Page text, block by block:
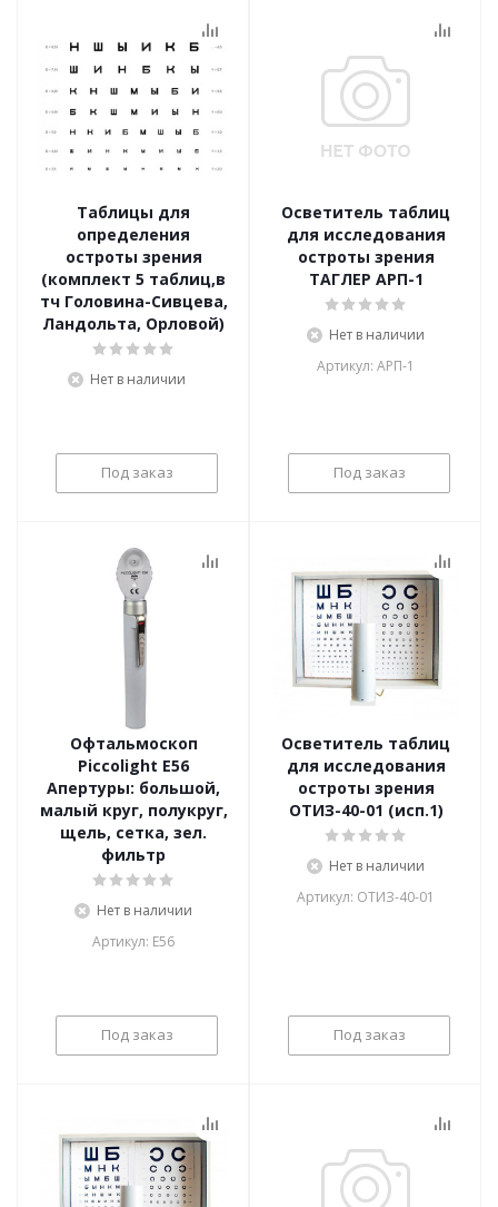
Таблицы для
определения
остроты зрения
(комплект 5 таблиц,в
тч Головина-Сивцева,
Ландольта, Орловой)
Нет в наличии
Под заказ
Осветитель таблиц
для исследования
остроты зрения
ТАГЛЕР АРП-1
Нет в наличии
Артикул: АРП-1
Под заказ
Офтальмоскоп
Piccolight E56
Апертуры: большой,
малый круг, полукруг,
щель, сетка, зел.
фильтр
Нет в наличии
Артикул: E56
Под заказ
Осветитель таблиц
для исследования
остроты зрения
ОТИЗ-40-01 (исп.1)
Нет в наличии
Артикул: ОТИЗ-40-01
Под заказ